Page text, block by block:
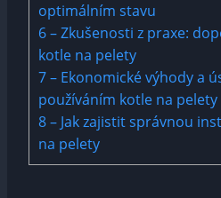
optimálním stavu
6– Zkušenosti z praxe:
kotle na pelety
7– Ekonomické výhody a
používáním kotle na pelety
8– Jak zajistit správnou
na pelety